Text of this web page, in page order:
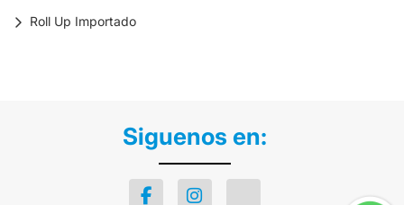
Roll Up Importado
Siguenos en: